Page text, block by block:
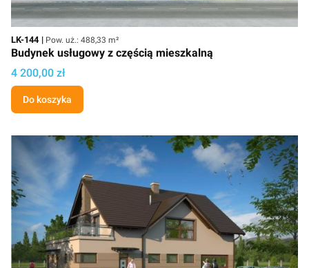
Kod
LK-144 Powierzchnia użytkowa
Pow. uż.: 488,33 m²
Budynek usługowy z częścią mieszkalną
Cena projektu
4 200,00 zł
Do koszyka